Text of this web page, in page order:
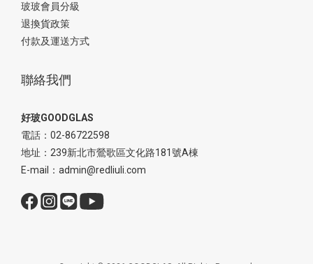
玻玻會員分級
退換貨政策
付款及運送方式
聯絡我們
好玻GOODGLAS
電話：02-86722598
地址：239新北市鶯歌區文化路181號A棟
E-mail：admin@redliuli.com